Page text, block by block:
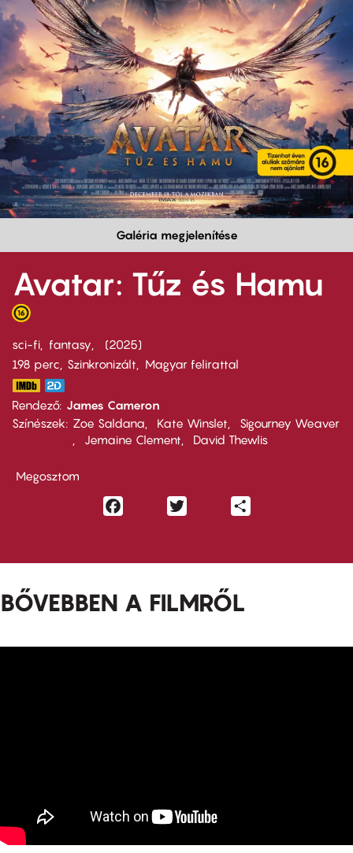
Galéria megjelenítése
Avatar: Tűz és Hamu
sci-fi fantasy
2025
198 perc,
Szinkronizált Magyar felirattal
Rendező James Cameron
Színészek
Zoe Saldana Kate Winslet
Sigourney Weaver
Jemaine Clement
David Thewlis
Megosztom
Facebook
BŐVEBBEN A FILMRŐL